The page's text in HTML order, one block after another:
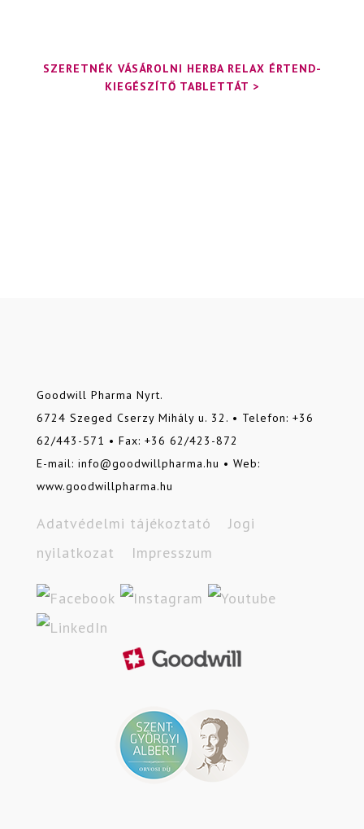
SZERETNÉK VÁSÁROLNI HERBA RELAX ÉRTEND-
KIEGÉSZÍTŐ TABLETTÁT >
Goodwill Pharma Nyrt.
6724 Szeged Cserzy Mihály u. 32. • Telefon: +36
62/443-571 • Fax: +36 62/423-872
E-mail: info@goodwillpharma.hu • Web:
www.goodwillpharma.hu
Adatvédelmi tájékoztató
Jogi
nyilatkozat
Impresszum